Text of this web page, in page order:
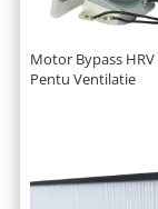
Motor Bypass HRV
Pentu Ventilatie